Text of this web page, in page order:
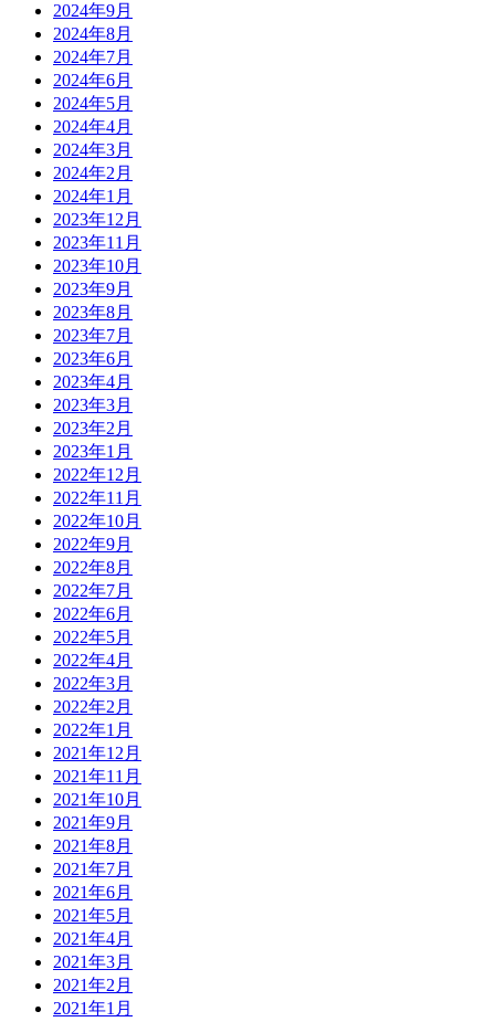
2024年9月
2024年8月
2024年7月
2024年6月
2024年5月
2024年4月
2024年3月
2024年2月
2024年1月
2023年12月
2023年11月
2023年10月
2023年9月
2023年8月
2023年7月
2023年6月
2023年4月
2023年3月
2023年2月
2023年1月
2022年12月
2022年11月
2022年10月
2022年9月
2022年8月
2022年7月
2022年6月
2022年5月
2022年4月
2022年3月
2022年2月
2022年1月
2021年12月
2021年11月
2021年10月
2021年9月
2021年8月
2021年7月
2021年6月
2021年5月
2021年4月
2021年3月
2021年2月
2021年1月